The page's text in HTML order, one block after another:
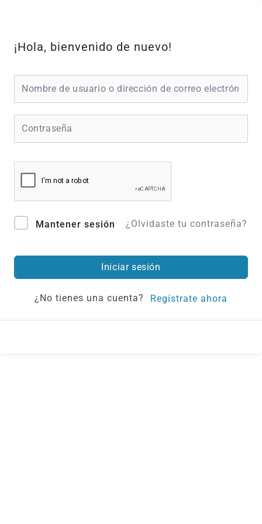
contenido
¡Hola, bienvenido de nuevo!
Mantener sesión ¿Olvidaste tu contraseña?
Iniciar sesión
¿No tienes una cuenta? Regístrate ahora